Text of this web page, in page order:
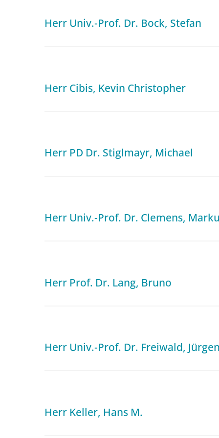
Herr Univ.-Prof. Dr. Bock, Stefan
Herr Cibis, Kevin Christopher
Herr PD Dr. Stiglmayr, Michael
Herr Univ.-Prof. Dr. Clemens,
Herr Prof. Dr. Lang, Bruno
Herr Univ.-Prof. Dr. Freiwald,
Herr Keller, Hans M.